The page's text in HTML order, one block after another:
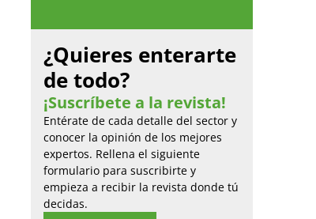
¿Quieres enterarte
de todo?
¡Suscríbete a la revista!
Entérate de cada detalle del sector y
conocer la opinión de los mejores
expertos. Rellena el siguiente
formulario para suscribirte y
empieza a recibir la revista donde tú
decidas.